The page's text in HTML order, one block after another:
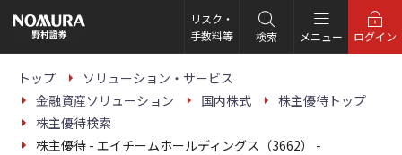
の
ー
リスク・
手数料等
検索 メニュー ログイン
トップ
ソリューション・サービス
金融資産ソリューション
国内株式
株主優待トップ
株主優待検索
株主優待 - エイチームホールディングス（3662） -